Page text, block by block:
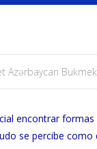
Azərbaycan
encontrar
se percibe